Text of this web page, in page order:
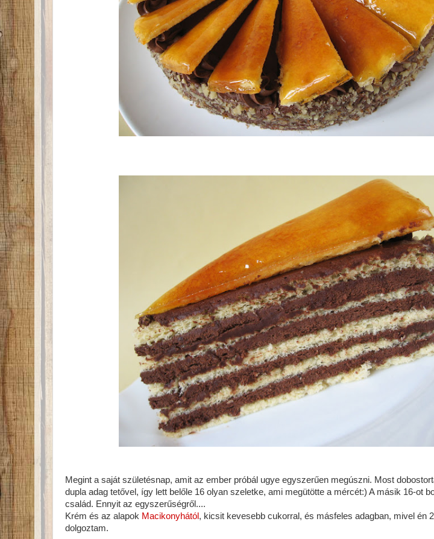
Megint a saját születésnap, amit az ember próbál ugye egyszerűen megúszni. Most
dupla adag tetővel, így lett belőle 16 olyan szeletke, ami megütötte a mércét:) A másik 16-ot
család. Ennyit az egyszerűségről....
Krém és az alapok Macikonyhától , kicsit kevesebb cukorral, és másfeles adagban, mivel én
dolgoztam.